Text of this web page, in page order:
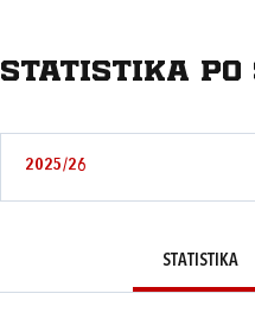
Statistika po
2025/26
STATISTIKA